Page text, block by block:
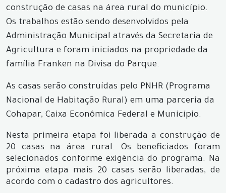
construção de casas na área rural do município.
Os trabalhos estão sendo desenvolvidos pela
Administração Municipal através da Secretaria de
Agricultura e foram iniciados na propriedade da
família Franken na Divisa do Parque.
As casas serão construídas pelo PNHR (Programa
Nacional de Habitação Rural) em uma parceria da
Cohapar, Caixa Econômica Federal e Município.
Nesta primeira etapa foi liberada a construção de
20 casas na área rural. Os beneficiados foram
selecionados conforme exigência do programa. Na
próxima etapa mais 20 casas serão liberadas, de
acordo com o cadastro dos agricultores.